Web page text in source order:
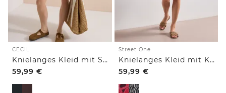
CECIL
Knielanges Kleid mit Split Neck
59,99 €
Street One
Knielanges Kleid mit Kurzarm und Print
59,99 €